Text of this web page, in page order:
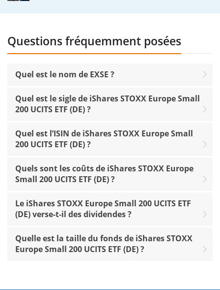
Questions fréquemment posées
Quel est le nom de EXSE ?
Quel est le sigle de iShares STOXX Europe Small
200 UCITS ETF (DE) ?
Quel est l’ISIN de iShares STOXX Europe Small
200 UCITS ETF (DE) ?
Quels sont les coûts de iShares STOXX Europe
Small 200 UCITS ETF (DE) ?
Le iShares STOXX Europe Small 200 UCITS ETF
(DE) verse-t-il des dividendes ?
Quelle est la taille du fonds de iShares STOXX
Europe Small 200 UCITS ETF (DE) ?